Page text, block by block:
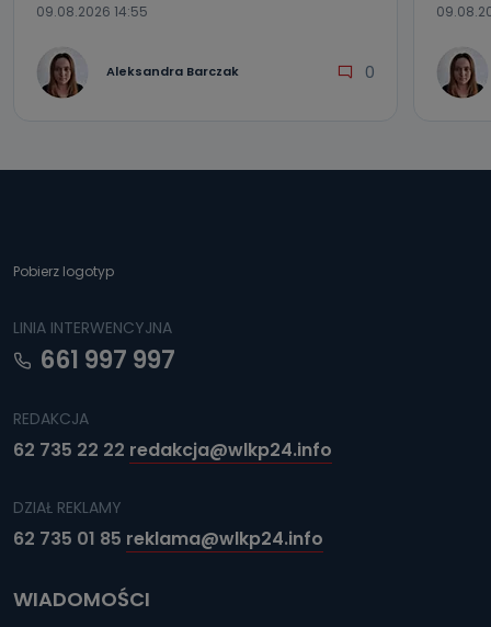
09.08.2026 14:55
Aleksandra Barczak 0
Pobierz logotyp
LINIA INTERWENCYJNA
661 997 997
REDAKCJA
62 735 22 22 redakcja@wlkp24.info
DZIAŁ REKLAMY
62 735 01 85 reklama@wlkp24.info
WIADOMOŚCI